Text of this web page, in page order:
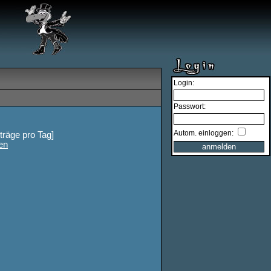
Login:
Passwort:
Autom. einloggen:
pro Tag]